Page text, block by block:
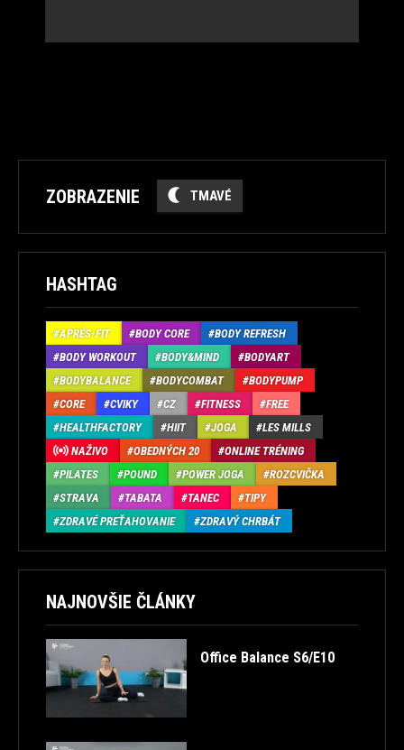
ZOBRAZENIE TMAVÉ
HASHTAG
APRÉS-FIT BODY CORE
BODY REFRESH
BODY WORKOUT
BODY&MIND
BODYART
BODYBALANCE
BODYCOMBAT
BODYPUMP
CORE
CVIKY CZ FITNESS
FREE
HEALTHFACTORY
HIIT JOGA
LES MILLS
NAŽIVO
OBEDNÝCH 20
ONLINE TRÉNING
PILATES
POUND POWER JOGA
ROZCVIČKA
STRAVA
TABATA TANEC
TIPY
ZDRAVÉ PREŤAHOVANIE
ZDRAVÝ CHRBÁT
NAJNOVŠIE ČLÁNKY
Office Balance S6/E10